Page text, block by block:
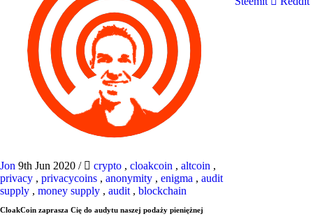
Jon 9th Jun 2020 / crypto , cloakcoin , altcoin ,
privacy , privacycoins , anonymity , enigma , audit
supply , money supply , audit , blockchain
CloakCoin zaprasza Cię do audytu naszej podaży pieniężnej